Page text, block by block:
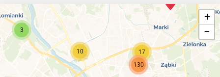
130
17
10
3
+
−